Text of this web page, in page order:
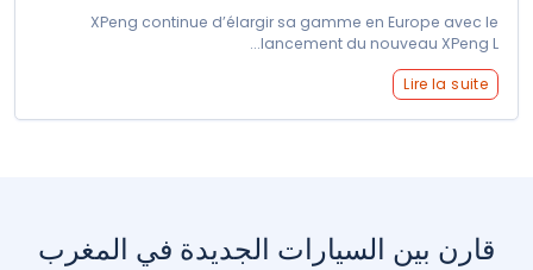
XPeng continue d’élargir sa gamme en Europe avec le
lancement du nouveau XPeng L...
Lire la suite
قارن بين السيارات الجديدة في المغرب